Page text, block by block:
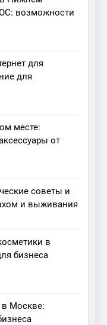
возможности
для
для
месте:
от
советы и
и выживания
в
бизнеса
в Москве: